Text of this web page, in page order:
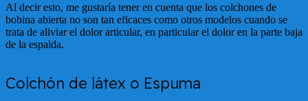
Al decir esto, me gustaría tener en cuenta que los colchones de
bobina abierta no son tan eficaces como otros modelos cuando se
trata de aliviar el dolor articular, en particular el dolor en la parte baja
de la espalda.
Colchón de látex o Espuma